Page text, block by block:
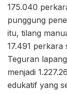
175.040
punggung
itu, tilang
17.491 perkara
Teguran
menjadi
edukatif yang